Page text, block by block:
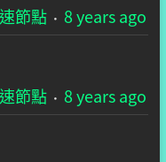
節點· 8 years ago
節點· 8 years ago